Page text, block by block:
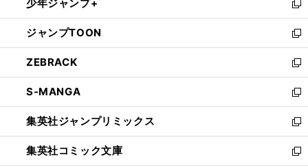
く
で
開
く
ド
ウ
で
開
く
ィ
ン
ド
ウ
で
開
く
い
ウ
ィ
ン
ド
ウ
で
開
く
少年ジャンプ+
新
し
い
ウ
ィ
ン
ド
ウ
で
開
く
ジャンプTOON
新
し
い
ウ
ィ
ン
ド
ウ
で
開
ZEBRACK
新
し
い
ウ
ィ
ン
ド
S-MANGA
新
し
い
ウ
ィ
集英社ジャンプリミックス
新
し
い
集英社コミック文庫
新